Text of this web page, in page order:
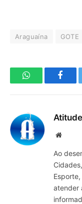
Araguaína GOTE
WhatsApp
Site
Ao
atender